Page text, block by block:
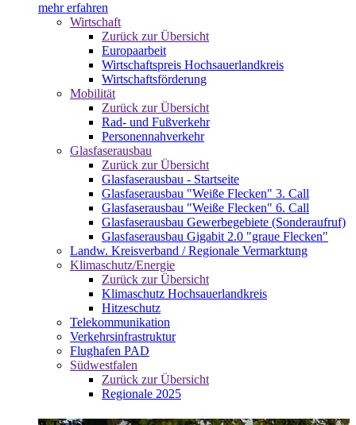
mehr erfahren
Wirtschaft
Zurück zur Übersicht
Europaarbeit
Wirtschaftspreis Hochsauerlandkreis
Wirtschaftsförderung
Mobilität
Zurück zur Übersicht
Rad- und Fußverkehr
Personennahverkehr
Glasfaserausbau
Zurück zur Übersicht
Glasfaserausbau - Startseite
Glasfaserausbau "Weiße Flecken" 3. Call
Glasfaserausbau "Weiße Flecken" 6. Call
Glasfaserausbau Gewerbegebiete (Sonderaufruf)
Glasfaserausbau Gigabit 2.0 "graue Flecken"
Landw. Kreisverband / Regionale Vermarktung
Klimaschutz/Energie
Zurück zur Übersicht
Klimaschutz Hochsauerlandkreis
Hitzeschutz
Telekommunikation
Verkehrsinfrastruktur
Flughafen PAD
Südwestfalen
Zurück zur Übersicht
Regionale 2025